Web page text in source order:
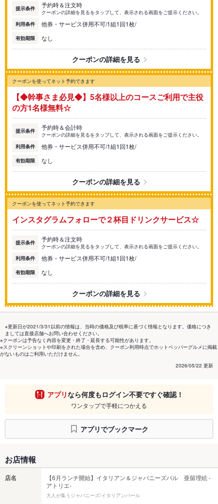
提示条件 予約時＆注文時
クーポンの詳細を見るをタップして、表示される画面をご提示ください。
利用条件
他券・サービス併用不可/1組1回1枚/
有効期限 なし
クーポンの詳細を見る
クーポンを使ってネット予約できます
【◆幹事さま必見◆】5名様以上のコースご利用で主役
の方1名様無料☆
提示条件 予約時＆会計時
クーポンの詳細を見るをタップして、表示される画面をご提示ください。
利用条件
他券・サービス併用不可/1組1回1枚/
有効期限 なし
クーポンの詳細を見る
クーポンを使ってネット予約できます
インスタグラムフォローで２杯目ドリンクサービス☆
提示条件 予約時＆注文時
クーポンの詳細を見るをタップして、表示される画面をご提示ください。
利用条件
他券・サービス併用不可/1組1回1枚/
有効期限 なし
クーポンの詳細を見る
※更新日が2021/3/31以前の情報は、当時の価格及び税率に基づく情報となります。価格につき
ましては直接店舗へお問い合わせください。
※クーポンは予告なく内容を変更・終了・延長する可能性があります。
※スクリーンショットや印刷をされた場合を含め、クーポン利用時点でホットペッパーグルメに掲載
がないものはご利用いただけません。
2026/05/22 更新
アプリなら何度もログイン不要ですぐ確認！
ワンタップで手軽につかえる
アプリでブックマーク
お店情報
店名
【6月ランチ開始】イタリアン＆ジャパニーズバル 亜留理絵 -
アトリエ-
大人が集うジャパニーズ/イタリアンバール